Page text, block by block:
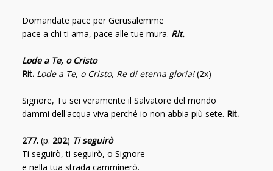
Domandate pace per Gerusalemme
pace a chi ti ama, pace alle tue mura. Rit.
Lode a Te, o Cristo
Rit. Lode a Te, o Cristo, Re di eterna gloria!(2x)
Signore, Tu sei veramente il Salvatore del mondo
dammi dell'acqua viva perché io non abbia più sete. Rit.
277. (p. 202) Ti seguirò
Ti seguirò, ti seguirò, o Signore
e nella tua strada camminerò.